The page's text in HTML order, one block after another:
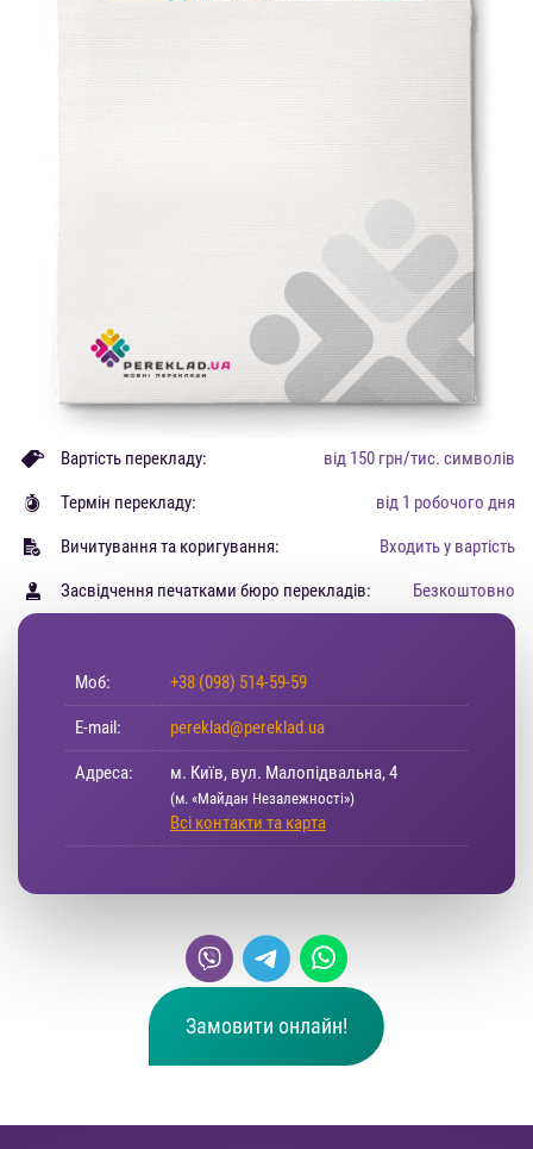
Вартість перекладу: від 150 грн/тис. символів
Термін перекладу: від 1 робочого дня
Вичитування та коригування: Входить у вартість
Засвідчення печатками бюро перекладів: Безкоштовно
Моб: +38 (098) 514-59-59
E-mail: pereklad@pereklad.ua
Адреса: м. Київ, вул. Малопідвальна, 4
(м. «Майдан Незалежності»)
Всі контакти та карта
Замовити онлайн!